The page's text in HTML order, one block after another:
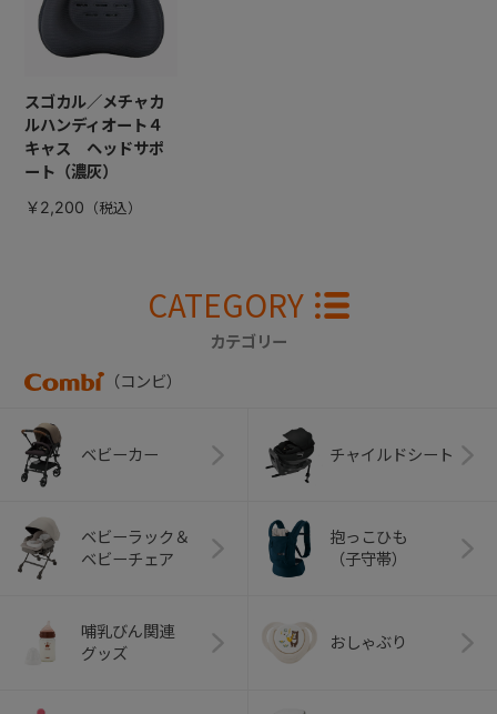
スゴカル／メチャカ
ルハンディオート４
キャス ヘッドサポ
ート（濃灰）
￥2,200
CATEGORY
カテゴリー
（コンビ）
ベビーカー チャイルドシート
ベビーラック＆
ベビーチェア
抱っこひも
（子守帯）
哺乳びん関連
グッズ
おしゃぶり